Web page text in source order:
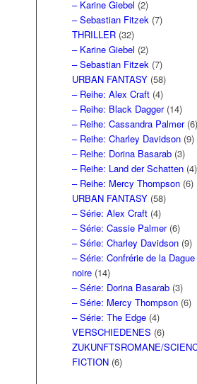
– Karine Giebel (2)
– Sebastian Fitzek (7)
THRILLER (32)
– Karine Giebel (2)
– Sebastian Fitzek (7)
URBAN FANTASY (58)
– Reihe: Alex Craft (4)
– Reihe: Black Dagger(14)
– Reihe: Cassandra Palmer(6)
– Reihe: Charley Davidson (9)
– Reihe: Dorina Basarab (3)
– Reihe: Land der Schatten (4)
– Reihe: Mercy Thompson (6)
URBAN FANTASY (58)
– Série: Alex Craft (4)
– Série: Cassie Palmer(6)
– Série: Charley Davidson (9)
– Série: Confrérie de la Dague
noire (14)
– Série: Dorina Basarab (3)
– Série: Mercy Thompson (6)
– Série: The Edge (4)
VERSCHIEDENES (6)
ZUKUNFTSROMANE/
FICTION (6)